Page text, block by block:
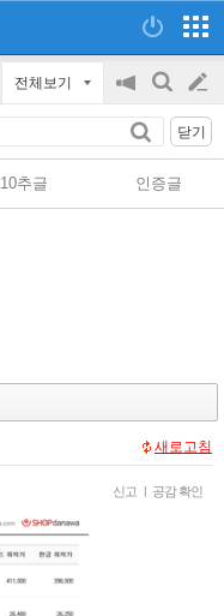
전체보기
공
지
on/off
검
글
쓰
닫기
10추글 인증글
새로고침
신고 | 공감 확인